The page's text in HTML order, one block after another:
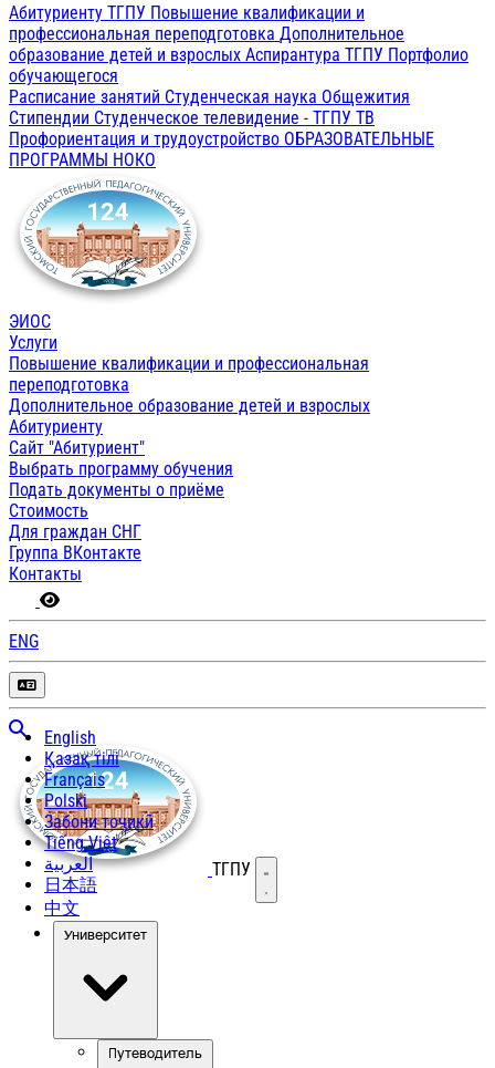
Абитуриенту ТГПУ Повышение квалификации и
профессиональная переподготовка Дополнительное
образование детей и взрослых Аспирантура ТГПУ Портфолио
обучающегося
Расписание занятий Студенческая наука Общежития
Стипендии Студенческое телевидение - ТГПУ ТВ
Профориентация и трудоустройство ОБРАЗОВАТЕЛЬНЫЕ
ПРОГРАММЫ НОКО
ЭИОС
Услуги
Повышение квалификации и профессиональная
переподготовка
Дополнительное образование детей и взрослых
Абитуриенту
Сайт "Абитуриент"
Выбрать программу обучения
Подать документы о приёме
Стоимость
Для граждан СНГ
Группа ВКонтакте
Контакты
ENG
English
Қазақ тілі
Français
Polski
Забони тоҷикӣ
Tiếng Việt
العربية
日本語
中文
ТГПУ Открыть меню
Университет
Путеводитель